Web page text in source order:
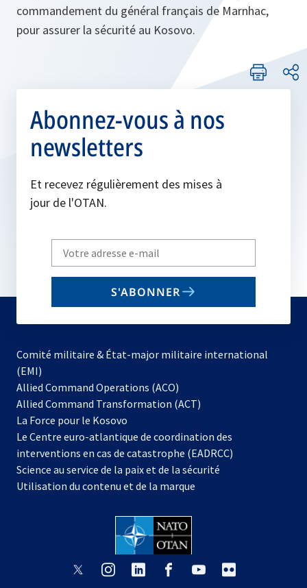
commandement du général français de Marnhac,
pour assurer la sécurité au Kosovo.
Abonnez-vous à nos
newsletters
Et recevez régulièrement des mises à
jour de l'OTAN.
Write
your
email
S'ABONNER
Comité militaire & État-major militaire international
(EMI)
Allied Command Operations (ACO)
dans
nouvel
onglet
Allied Command Transformation (ACT)
La Force pour le Kosovo
dans
un
nouvel
onglet
Le Centre euro-atlantique de coordination des
interventions en cas de catastrophe (EADRCC)
Science au service de la paix et de la sécurité
Utilisation du contenu et de la marque
s’ouvres’ouvres’ouvres’ouvres’ouvre